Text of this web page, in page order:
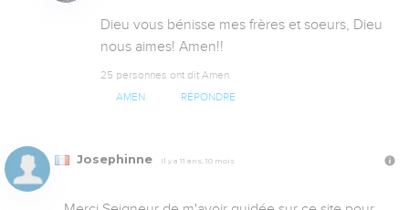
Dieu vous bénisse mes frères et soeurs, Dieu
nous aimes! Amen!!
25 personnes ont dit Amen
AMEN RÉPONDRE
Josephinne Il y a 11 ans, 10 mois